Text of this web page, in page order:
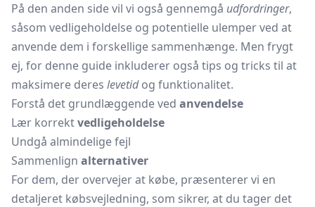
På den anden side vil vi også gennemgå udfordringer,
såsom vedligeholdelse og potentielle ulemper ved at
anvende dem i forskellige sammenhænge. Men frygt
ej, for denne guide inkluderer også tips og tricks til at
maksimere deres levetidog funktionalitet.
Forstå det grundlæggende ved anvendelse
Lær korrektvedligeholdelse
Undgå almindelige fejl
Sammenlign alternativer
For dem, der overvejer at købe, præsenterer vi en
detaljeret købsvejledning, som sikrer, at du tager det